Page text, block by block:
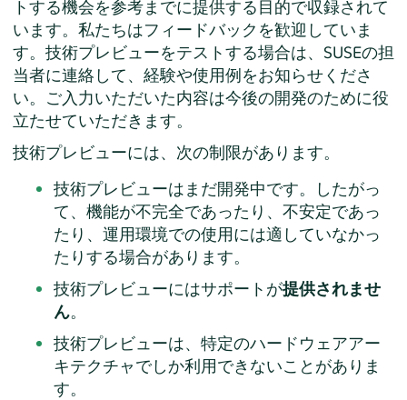
トする機会を参考までに提供する目的で収録されて
います。私たちはフィードバックを歓迎していま
す。技術プレビューをテストする場合は、SUSEの担
当者に連絡して、経験や使用例をお知らせくださ
い。ご入力いただいた内容は今後の開発のために役
立たせていただきます。
技術プレビューには、次の制限があります。
技術プレビューはまだ開発中です。したがっ
て、機能が不完全であったり、不安定であっ
たり、運用環境での使用には適していなかっ
たりする場合があります。
技術プレビューにはサポートが提供されませ
ん。
技術プレビューは、特定のハードウェアアー
キテクチャでしか利用できないことがありま
す。